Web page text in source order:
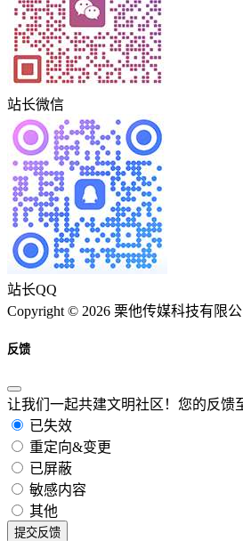
站长微信
站长QQ
Copyright © 2026 栗他传媒科技有限
反馈
让我们一起共建文明社区！您的反馈
已失效
重定向&变更
已屏蔽
敏感内容
其他
提交反馈